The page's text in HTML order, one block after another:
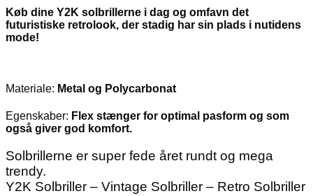
Køb dine Y2K solbrillerne i dag og omfavn det
futuristiske retrolook, der stadig har sin plads i nutidens
mode!
Materiale: Metal og Polycarbonat
Egenskaber: Flex stænger for optimal pasform og som
også giver god komfort.
Solbrillerne er super fede året rundt og mega
trendy.
Y2K Solbriller – Vintage Solbriller – Retro Solbriller